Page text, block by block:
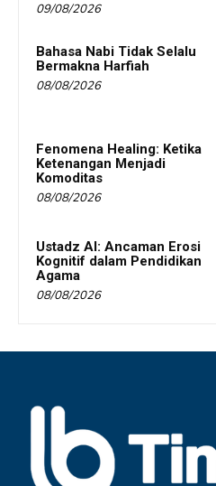
09/08/2026
Bahasa Nabi Tidak Selalu
Bermakna Harfiah
08/08/2026
Fenomena Healing: Ketika
Ketenangan Menjadi
Komoditas
08/08/2026
Ustadz AI: Ancaman Erosi
Kognitif dalam Pendidikan
Agama
08/08/2026